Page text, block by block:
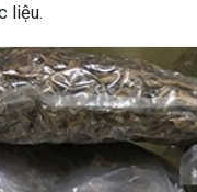
liệu.